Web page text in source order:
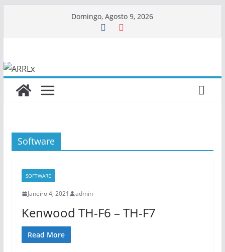
Domingo, Agosto 9, 2026
Software
SOFTWARE
Janeiro 4, 2021 admin
Kenwood TH-F6 – TH-F7
Read More